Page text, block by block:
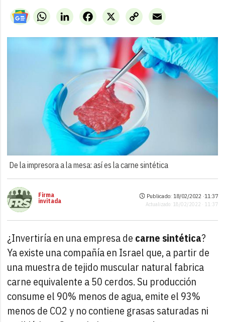
WhatsAppLinkedIn X
Facebook
Copy
Link
Email
De la impresora a la mesa: así es la carne sintética
Firma
invitada
Publicado: 18/02/2022 ·11:37
Actualizado: 18/02/2022 · 11:37
¿Invertiría en una empresa de carne sintética?
Ya existe una compañía en Israel que, a partir de
una muestra de tejido muscular natural fabrica
carne equivalente a 50 cerdos. Su producción
consume el 90% menos de agua, emite el 93%
menos de CO2 y no contiene grasas saturadas ni